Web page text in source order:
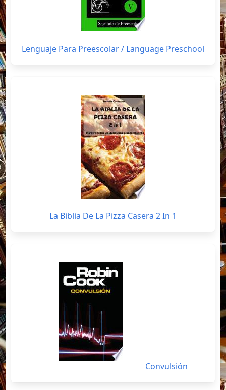
Lenguaje Para Preescolar / Language Preschool
La Biblia De La Pizza Casera 2 In 1
Convulsión